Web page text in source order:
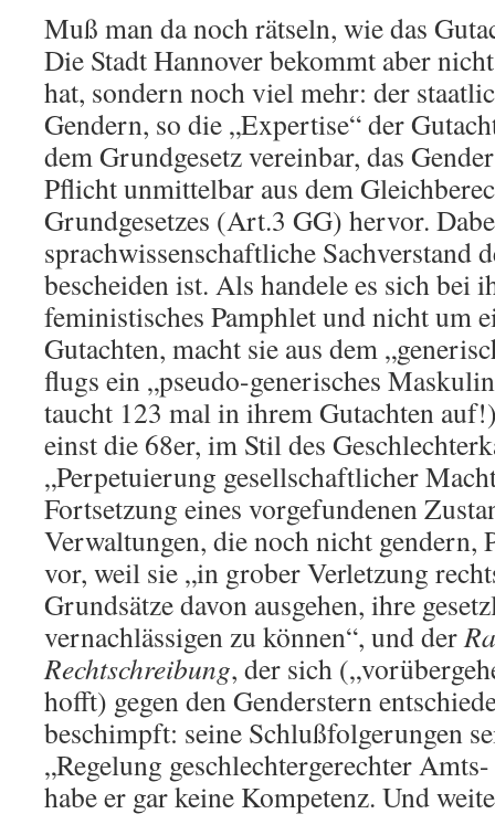
Muß man da noch rätseln, wie das
Die Stadt Hannover bekommt aber
hat, sondern noch viel mehr: der
Gendern, so die „Expertise“ der
dem Grundgesetz vereinbar, das
Pflicht unmittelbar aus dem
Grundgesetzes (Art.3 GG) hervor.
sprachwissenschaftliche Sachverstand
bescheiden ist. Als handele es sich bei
feministisches Pamphlet und nicht um
Gutachten, macht sie aus dem
flugs ein „pseudo-generisches
taucht 123 mal in ihrem Gutachten
einst die 68er, im Stil des
„Perpetuierung gesellschaftlicher
Fortsetzung eines vorgefundenen
Verwaltungen, die noch nicht gendern,
vor, weil sie „in grober Verletzung
Grundsätze davon ausgehen, ihre
vernachlässigen zu können“, und der
Rechtschreibung, der sich
hofft) gegen den Genderstern
beschimpft: seine Schlußfolgerungen
„Regelung geschlechtergerechter
habe er gar keine Kompetenz. Und